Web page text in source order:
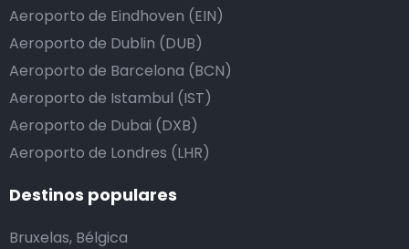
Aeroporto de Eindhoven (EIN)
Aeroporto de Dublin (DUB)
Aeroporto de Barcelona (BCN)
Aeroporto de Istambul (IST)
Aeroporto de Dubai (DXB)
Aeroporto de Londres (LHR)
Destinos populares
Bruxelas, Bélgica